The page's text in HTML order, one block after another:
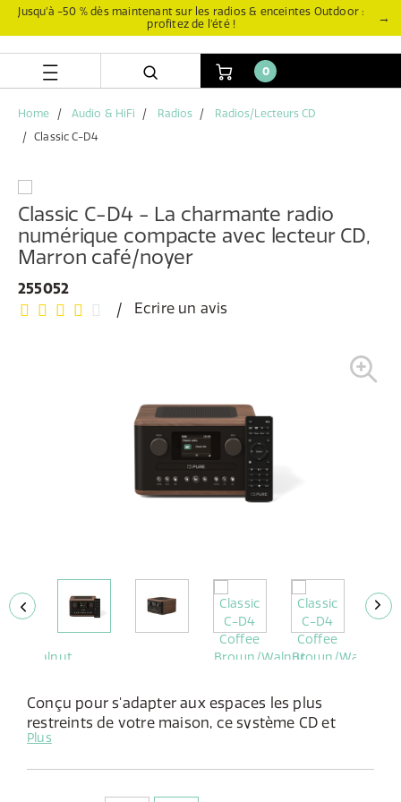
Aller
contenu
Aller
navigation
Jusqu’à -50 % dès maintenant sur les radios & enceintes Outdoor :
profitez de l’été !
→
0
Home Audio & HiFi Radios
Radios/Lecteurs CD
Classic C-D4
Classic C-D4 - La charmante radio
numérique compacte avec lecteur CD,
Marron café/noyer
255052
Ecrire un avis
Conçu pour s'adapter aux espaces les plus
restreints de votre maison, ce système CD et
radio compact tout-en-un offre un son complet
Plus